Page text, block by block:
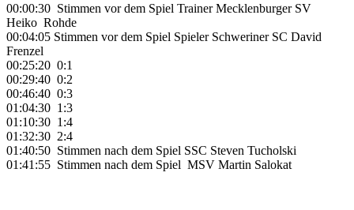
00:00:30 Stimmen vor dem Spiel Trainer Mecklenburger SV
Heiko Rohde
00:04:05 Stimmen vor dem Spiel Spieler Schweriner SC David
Frenzel
00:25:20 0:1
00:29:40 0:2
00:46:40 0:3
01:04:30 1:3
01:10:30 1:4
01:32:30 2:4
01:40:50 Stimmen nach dem Spiel SSC Steven Tucholski
01:41:55 Stimmen nach dem Spiel MSV Martin Salokat